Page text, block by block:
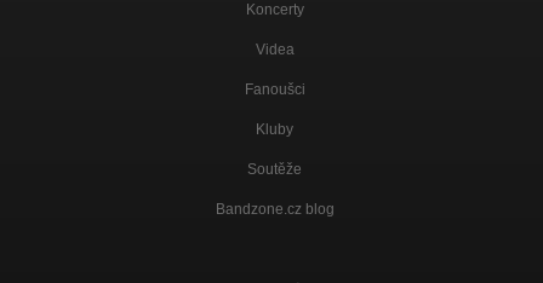
Koncerty
Videa
Fanoušci
Kluby
Soutěže
Bandzone.cz blog